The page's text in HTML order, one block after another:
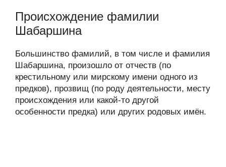
Происхождение фамилии
Шабаршина
Большинство фамилий, в том числе и фамилия
Шабаршина, произошло от отчеств (по
крестильному или мирскому имени одного из
предков), прозвищ (по роду деятельности, месту
происхождения или какой-то другой
особенности предка) или других родовых имён.